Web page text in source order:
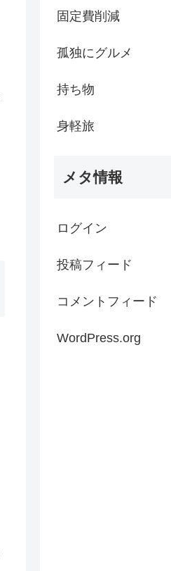
固定費削減
孤独にグルメ
持ち物
身軽旅
メタ情報
ログイン
投稿フィード
コメントフィード
WordPress.org